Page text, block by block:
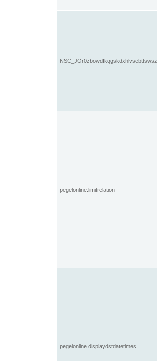
pegelonline.limitrelation
pegelonline.displaydstdatetimes